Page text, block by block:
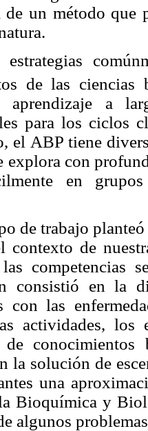
de un método que
de las ciencias
aprendizaje a
para los ciclos
el ABP tiene
explora con
en
de trabajo
contexto de
competencias
consistió en la
con las
actividades, los
de
la solución de
una
Bioquímica y
algunos